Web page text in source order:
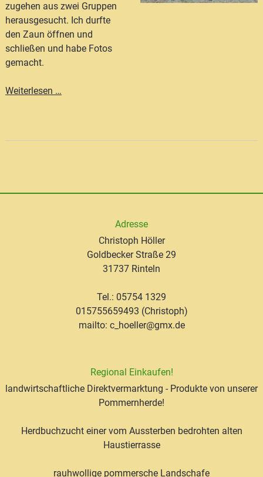
zugehen aus zwei Gruppen
herausgesucht. Ich durfte
den Zaun öffnen und
schließen und habe Fotos
gemacht.
Weiterlesen …Die
Adresse
Christoph Höller
Goldbecker Straße 29
31737 Rinteln
Tel.: 05754 1329
015755659493 (Christoph)
mailto: c_hoeller@gmx.de
Regional Einkaufen!
landwirtschaftliche Direktvermarktung - Produkte von unserer
Pommernherde!
Herdbuchzucht einer vom Aussterben bedrohten alten
Haustierrasse
rauhwollige pommersche Landschafe